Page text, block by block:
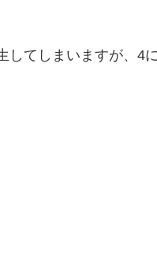
してしまいますが、4